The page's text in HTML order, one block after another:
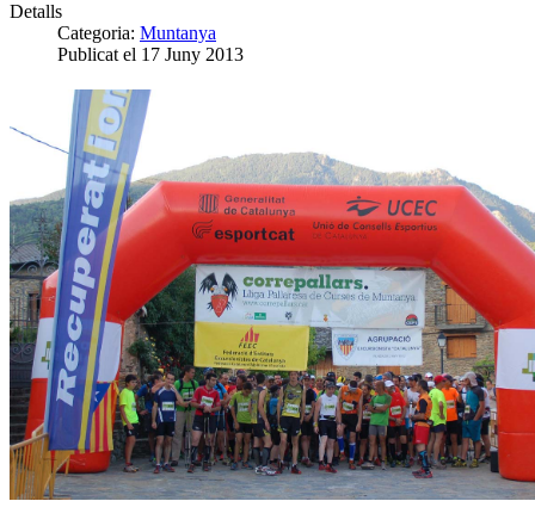
Detalls
Categoria: Muntanya
Publicat el 17 Juny 2013